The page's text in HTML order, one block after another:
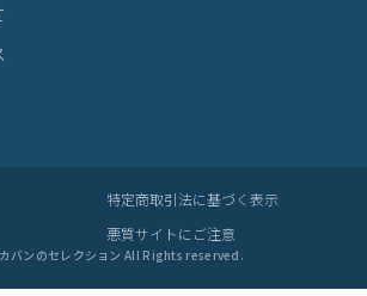
特定商取引法に基づく表示
悪質サイトにご注意
カバンのセレクション All Rights reserved.